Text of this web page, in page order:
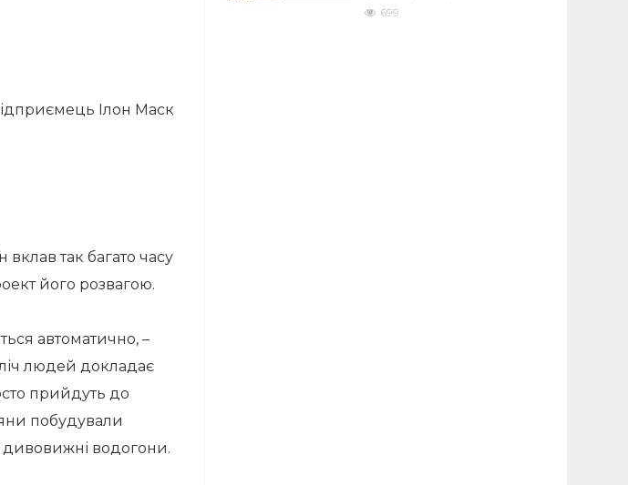
Ілон Маск
так багато часу
його розвагою.
автоматично, –
людей докладає
прийдуть до
побудували
дивовижні водогони.
699